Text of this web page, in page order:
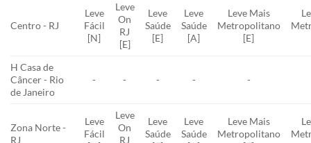
Centro - RJ
Leve
Fácil
[N]
Leve
On
RJ
[E]
Leve
Saúde
[E]
Leve
Saúde
[A]
Leve Mais
Metropolitano
[E]
H Casa de
Câncer - Rio
de Janeiro
- - - - -
Zona Norte -
RJ
Leve
Fácil
Leve
On
RJ
Leve
Saúde
Leve
Saúde
Leve Mais
Metropolitano